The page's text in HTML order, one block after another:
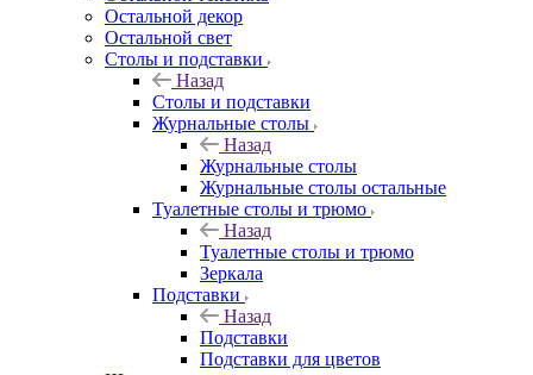
Остальной декор
Остальной свет
Столы и подставки
Назад
Столы и подставки
Журнальные столы
Назад
Журнальные столы
Журнальные столы остальные
Туалетные столы и трюмо
Назад
Туалетные столы и трюмо
Зеркала
Подставки
Назад
Подставки
Подставки для цветов